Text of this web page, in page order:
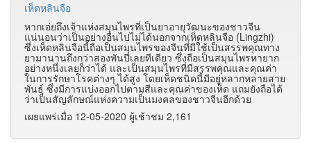
เห็ดหลินจือ
หากเอ่ยถึงเจ้าแห่งสมุนไพรที่เป็นยาอายุวัฒนะของชาวจีน
แน่นอนว่าเป็นอย่างอื่นไปไม่ได้นอกจากเห็ดหลินจือ (Lingzhi)
ซึ่งเห็ดหลินจือนี้ถือเป็นสมุนไพรของจีนที่มีใช้เป็นสรรพคุณทาง
ยามานานถึงกว่าสองพันปีเลยทีเดียว ซึ่งถือเป็นสมุนไพรหายาก
อย่างหนึ่งเลยก็ว่าได้ และเป็นสมุนไพรที่มีสรรพคุณและคุณค่า
ในการรักษาโรคต่างๆ ได้สูง โดยเห็ดชนิดนี้มีอยู่หลากหลายสาย
พันธุ์ ซึ่งมีการแบ่งออกไปตามสีและคุณค่าของเห็ด แถมยังถือได้
ว่าเป็นสัญลักษณ์แห่งความเป็นมงคลของชาวจีนอีกด้วย
เผยแพร่เมื่อ 12-05-2020 ผู้เช้าชม 2,161